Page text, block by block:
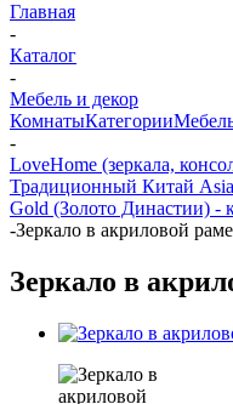
Главная
-
Каталог
-
Мебель и декор
КомнатыКатегории
-
LoveHome (зеркала,
Традиционный Китай
Gold (Золото Династии) -
-Зеркало в акриловой
Зеркало в